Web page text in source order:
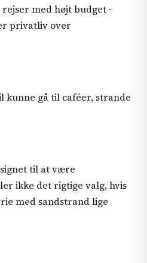
med højt budget ·
privatliv over
kunne gå til caféer, strande
til at være
ikke det rigtige valg, hvis
med sandstrand lige